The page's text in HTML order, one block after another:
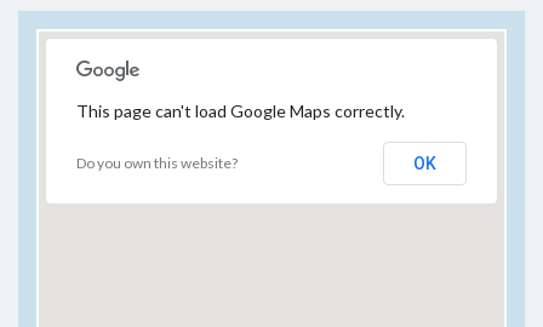
This page can't load Google Maps correctly.
Do you own this website? OK